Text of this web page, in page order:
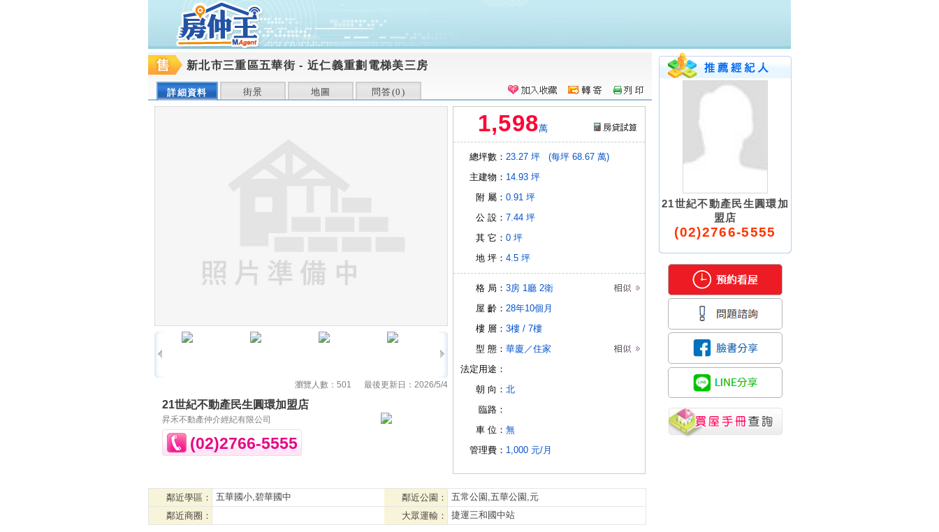
新北市三重區五華街 - 近仁義重劃電梯美三房
詳細資料 街景 地圖 問答(0 )
瀏覽人數： 501 最後更新日： 2026/5/4
21世紀不動產民生圓環加盟店
昇禾不動產仲介經紀有限公司
(02)2766-5555
1,598萬
總坪數： 23.27 坪
(每坪 68.67 萬)
主建物： 14.93 坪
附 屬： 0.91 坪
公 設： 7.44 坪
其 它： 0 坪
地 坪： 4.5 坪
格 局： 3房 1廳 2衛
屋 齡： 28年10個月
樓 層： 3樓 / 7樓
型 態： 華廈／住家
法定用途：
朝 向： 北
臨路：
車 位： 無
管理費： 1,000 元/月
鄰近學區： 五華國小,碧華國中 鄰近公園：
五常公園,五華公園,元
鄰近商圈：
大眾運輸： 捷運三和國中站
21世紀不動產民生圓環加
盟店
(02)2766-5555